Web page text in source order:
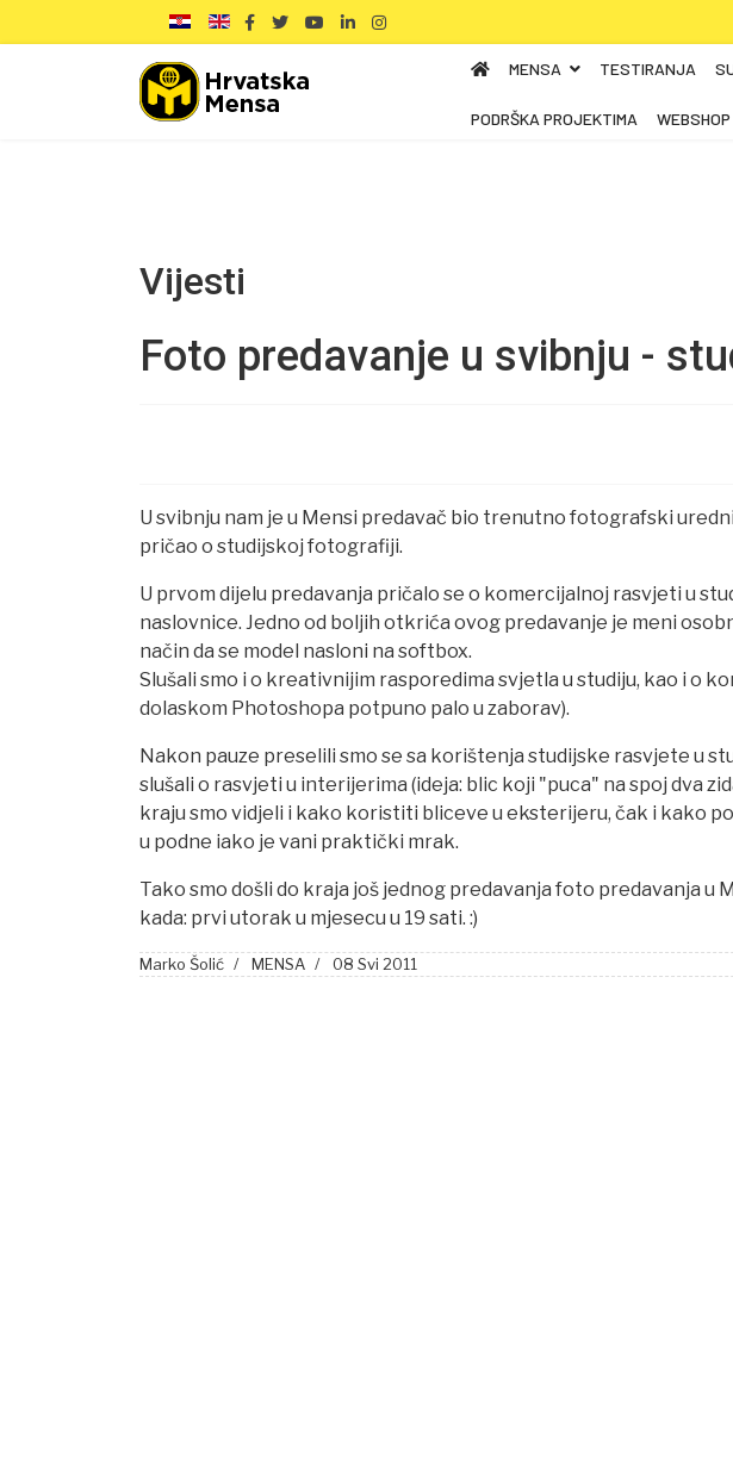
MENSA TESTIRANJA
PODRŠKA PROJEKTIMA WEBSHOP
Vijesti
Foto predavanje u svibnju -
U svibnju nam je u Mensi predavač bio trenutno fotografski
pričao o studijskoj fotografiji.
U prvom dijelu predavanja pričalo se o komercijalnoj rasvjeti u
naslovnice. Jedno od boljih otkrića ovog predavanje je meni
način da se model nasloni na softbox.
Slušali smo i o kreativnijim rasporedima svjetla u studiju, kao i o
dolaskom Photoshopa potpuno palo u zaborav).
Nakon pauze preselili smo se sa korištenja studijske rasvjete u
slušali o rasvjeti u interijerima (ideja: blic koji "puca" na spoj dva
kraju smo vidjeli i kako koristiti bliceve u eksterijeru, čak i kako
u podne iako je vani praktički mrak.
Tako smo došli do kraja još jednog predavanja foto predavanja u
kada: prvi utorak u mjesecu u 19 sati. :)
Marko Šolić MENSA 08 Svi 2011